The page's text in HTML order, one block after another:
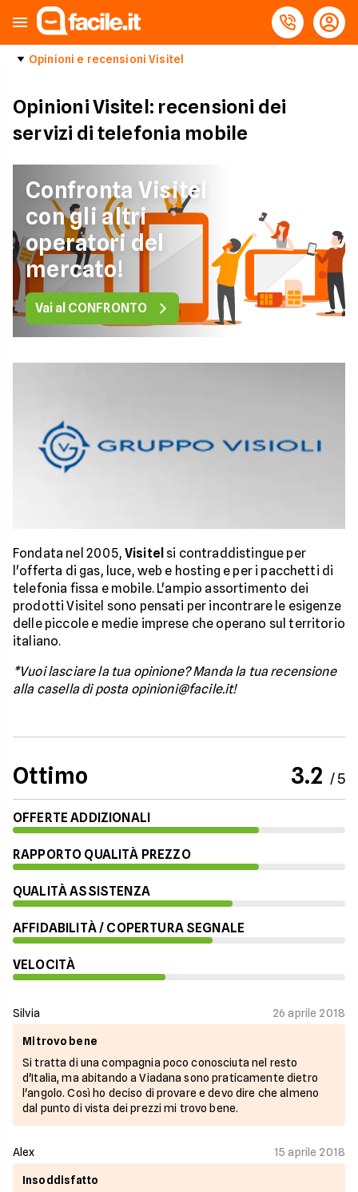
Opinioni e recensioni Visitel
Opinioni Visitel: recensioni dei
servizi di telefonia mobile
Confronta Visitel
con gli altri
operatori del
mercato!
Vai al CONFRONTO
Fondata nel 2005, Visitel si contraddistingue per
l'offerta di gas, luce, web e hosting e per i pacchetti di
telefonia fissa e mobile. L'ampio assortimento dei
prodotti Visitel sono pensati per incontrare le esigenze
delle piccole e medie imprese che operano sul territorio
italiano.
*Vuoi lasciare la tua opinione? Manda la tua recensione
alla casella di posta opinioni@facile.it!
Ottimo 3.2 / 5
OFFERTE ADDIZIONALI
RAPPORTO QUALITÀ PREZZO
QUALITÀ ASSISTENZA
AFFIDABILITÀ / COPERTURA SEGNALE
VELOCITÀ
Silvia 26 aprile 2018
Mi trovo bene
Si tratta di una compagnia poco conosciuta nel resto
d'Italia, ma abitando a Viadana sono praticamente dietro
l'angolo. Così ho deciso di provare e devo dire che almeno
dal punto di vista dei prezzi mi trovo bene.
Alex 15 aprile 2018
Insoddisfatto